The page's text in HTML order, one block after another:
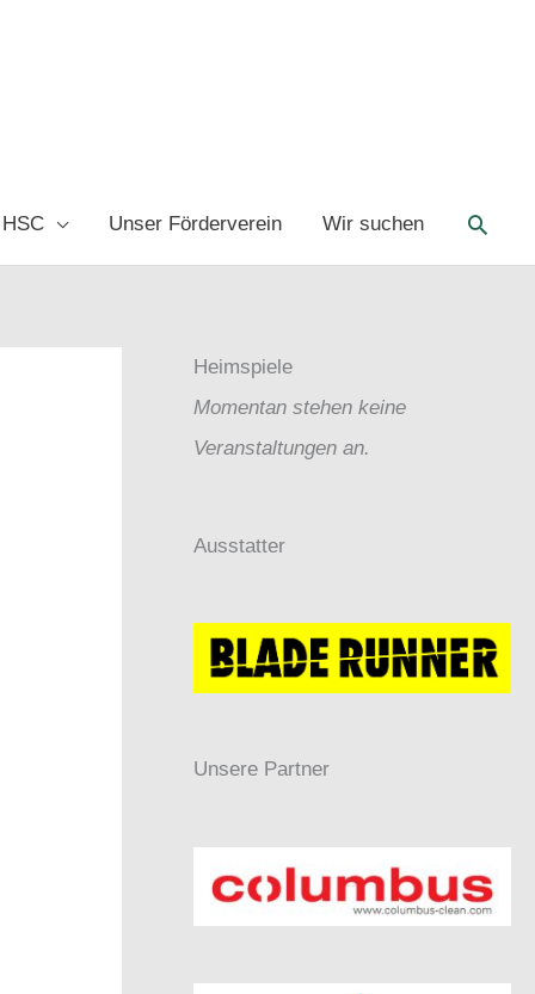
Unser Förderverein Wir suchen
Heimspiele
Momentan stehen keine
Veranstaltungen an.
Ausstatter
Unsere Partner